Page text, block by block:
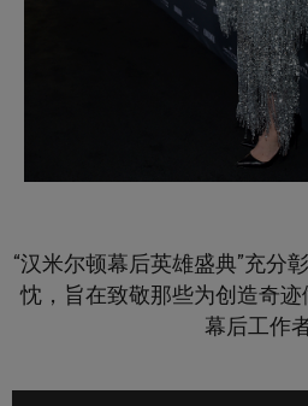
“汉米尔顿幕后英雄盛典”充分
忱，旨在致敬那些为创造奇
幕后工作者